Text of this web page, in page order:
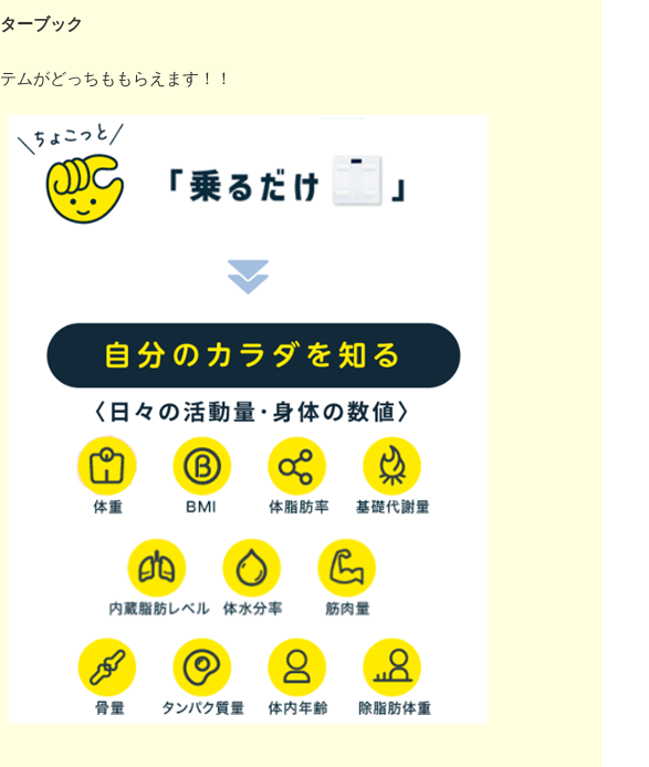
ーブック
ムがどっちももらえます！！